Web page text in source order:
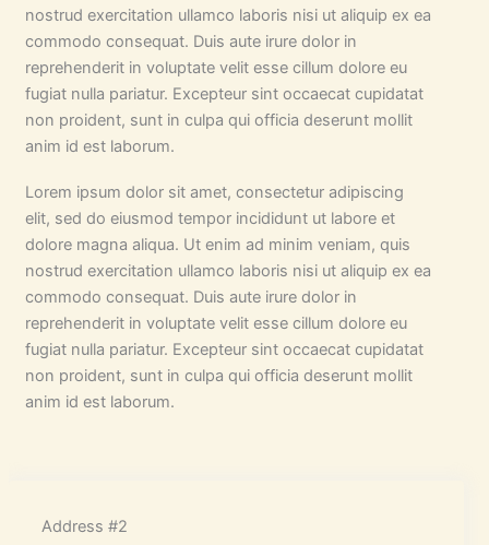
nostrud exercitation ullamco laboris nisi ut aliquip ex ea
commodo consequat. Duis aute irure dolor in
reprehenderit in voluptate velit esse cillum dolore eu
fugiat nulla pariatur. Excepteur sint occaecat cupidatat
non proident, sunt in culpa qui officia deserunt mollit
anim id est laborum.
Lorem ipsum dolor sit amet, consectetur adipiscing
elit, sed do eiusmod tempor incididunt ut labore et
dolore magna aliqua. Ut enim ad minim veniam, quis
nostrud exercitation ullamco laboris nisi ut aliquip ex ea
commodo consequat. Duis aute irure dolor in
reprehenderit in voluptate velit esse cillum dolore eu
fugiat nulla pariatur. Excepteur sint occaecat cupidatat
non proident, sunt in culpa qui officia deserunt mollit
anim id est laborum.
Address #2